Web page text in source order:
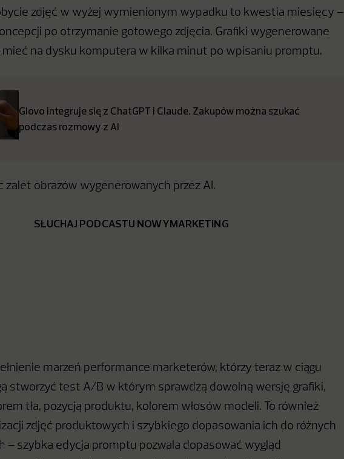
zdjęć w wyżej wymienionym wypadku to kwestia miesięcy –
po otrzymanie gotowego zdjęcia. Grafiki wygenerowane
mieć na dysku komputera w kilka minut po wpisaniu promptu.
Glovo integruje się z ChatGPT i Claude. Zakupów można szukać
podczas rozmowy z AI
zalet obrazów wygenerowanych przez AI.
SŁUCHAJ PODCASTU NOWYMARKETING
marzeń performance marketerów, którzy teraz w ciągu
stworzyć test A/B w którym sprawdzą dowolną wersję grafiki,
tła, pozycją produktu, kolorem włosów modeli. To również
zdjęć produktowych i szybkiego dopasowania ich do różnych
– szybka edycja promptu pozwala dopasować wygląd